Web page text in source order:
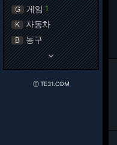
G 게임 1
K 자동차
B 농구
keyboard_arrow_down
ⓒ TE31.COM